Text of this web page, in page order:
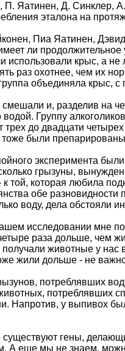
Яатинен, Д. Синклер,
эталона на
Пиа Яатинен,
ли
использовали крыс, а
раз охотнее, чем их
объединяла крыс,
и, разделив на
Группу
трех до двадцати
были
эксперимента
грызуны,
той, которая любила
обе
воду, дела обстояли
исследовании мне
раза дольше, чем
животные у нас
жили дольше - не
потреблявших
потреблявших
Напротив, у выпивох
гены,
А еще мы не знаем,